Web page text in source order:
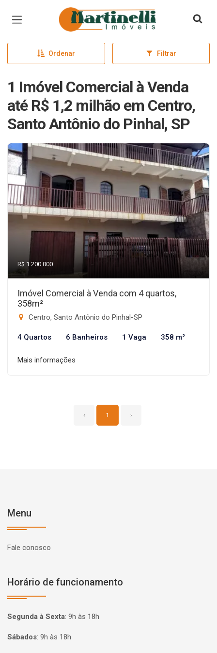
Página inicial
Ordenar Filtrar
1 Imóvel Comercial à Venda
até R$ 1,2 milhão em Centro,
Santo Antônio do Pinhal, SP
R$ 1.200.000
Imóvel Comercial à Venda com 4 quartos,
358m²
Centro, Santo Antônio do Pinhal-SP
4 Quartos 6 Banheiros 1 Vaga 358 m²
Mais informações
‹ 1 ›
Menu
Fale conosco
Horário de funcionamento
Segunda à Sexta: 9h às 18h
Sábados: 9h às 18h